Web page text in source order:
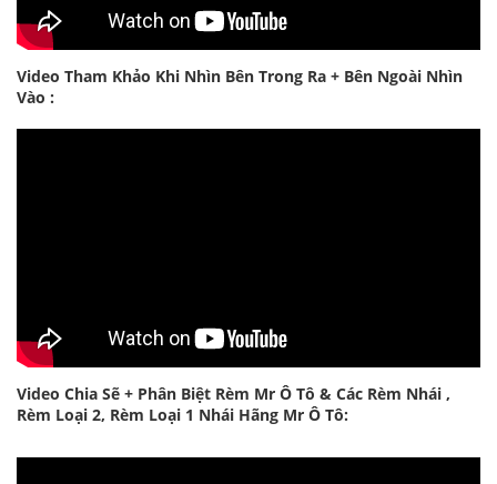
Video Tham Khảo Khi Nhìn Bên Trong Ra + Bên Ngoài Nhìn
Vào :
Video Chia Sẽ + Phân Biệt Rèm Mr Ô Tô & Các Rèm Nhái ,
Rèm Loại 2, Rèm Loại 1 Nhái Hãng Mr Ô Tô: